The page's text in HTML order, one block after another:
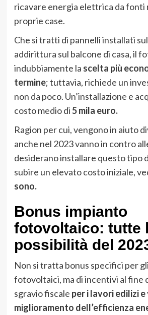
ricavare energia elettrica da fonti
proprie case.
Che si tratti di pannelli installati
addirittura sul balcone di casa, il
indubbiamente la scelta più
termine; tuttavia, richiede un
non da poco. Un’installazione e
costo medio di5 mila euro.
Ragion per cui, vengono in aiuto
anche nel 2023 vanno in contro
desiderano installare questo tipo
subire un elevato costo iniziale,
sono.
Bonus impianto
fotovoltaico: tutte
possibilità del
Non si tratta bonus specifici per
fotovoltaici, ma di incentivi al fine
sgravio fiscale per i lavori edilizi
miglioramento dell’efficienza